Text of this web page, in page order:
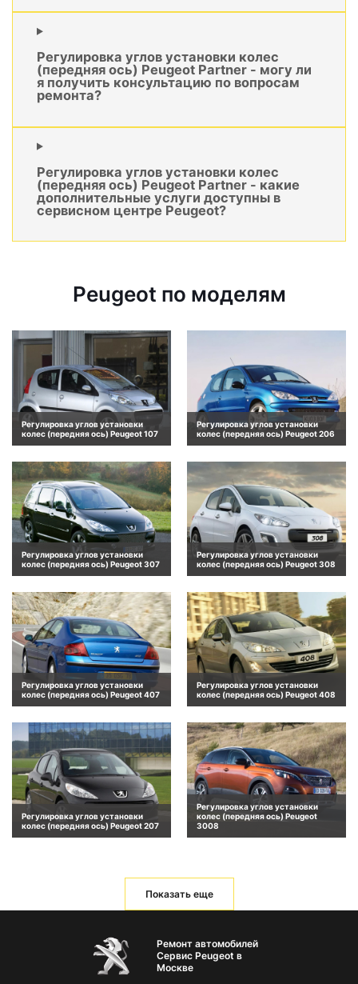
Регулировка углов установки колес
(передняя ось) Peugeot Partner - могу ли
я получить консультацию по вопросам
ремонта?
Регулировка углов установки колес
(передняя ось) Peugeot Partner - какие
дополнительные услуги доступны в
сервисном центре Peugeot?
Peugeot по моделям
Регулировка углов установки
колес (передняя ось) Peugeot 107
Регулировка углов установки
колес (передняя ось) Peugeot 206
Регулировка углов установки
колес (передняя ось) Peugeot 307
Регулировка углов установки
колес (передняя ось) Peugeot 308
Регулировка углов установки
колес (передняя ось) Peugeot 407
Регулировка углов установки
колес (передняя ось) Peugeot 408
Регулировка углов установки
колес (передняя ось) Peugeot 207
Регулировка углов установки
колес (передняя ось) Peugeot
3008
Показать еще
Ремонт автомобилей
Сервис Peugeot в
Москве